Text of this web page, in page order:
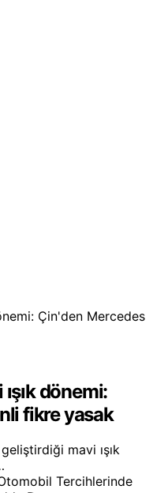
dönemi:
fikre yasak
mavi ışık